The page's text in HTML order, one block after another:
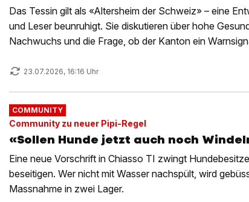
Das Tessin gilt als «Altersheim der Schweiz» – eine
und Leser beunruhigt. Sie diskutieren über hohe
Nachwuchs und die Frage, ob der Kanton ein
23.07.2026, 16:16 Uhr
COMMUNITY
Community zu neuer Pipi-Regel
«Sollen Hunde jetzt auch noch
Eine neue Vorschrift in Chiasso TI zwingt
beseitigen. Wer nicht mit Wasser nachspült, wird
Massnahme in zwei Lager.